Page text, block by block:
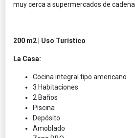
muy cerca a supermercados de cadena.
200 m2 | Uso Turístico
La Casa:
Cocina integral tipo americano
3 Habitaciones
2 Baños
Piscina
Depósito
Amoblado